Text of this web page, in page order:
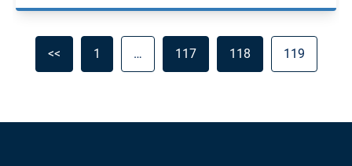
<< 1 … 117 118 119